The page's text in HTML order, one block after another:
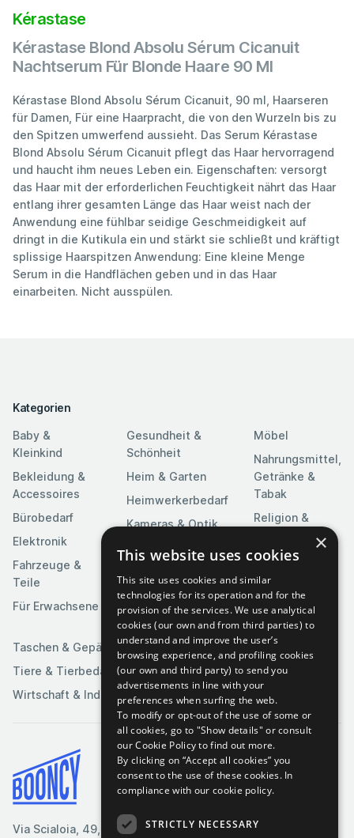
Kérastase
Kérastase Blond Absolu Sérum Cicanuit
Nachtserum Für Blonde Haare 90 Ml
Kérastase Blond Absolu Sérum Cicanuit, 90 ml, Haarseren
für Damen, Für eine Haarpracht, die von den Wurzeln bis zu
den Spitzen umwerfend aussieht. Das Serum Kérastase
Blond Absolu Sérum Cicanuit pflegt das Haar hervorragend
und haucht ihm neues Leben ein. Eigenschaften: versorgt
das Haar mit der erforderlichen Feuchtigkeit nährt das Haar
entlang ihrer gesamten Länge das Haar weist nach der
Anwendung eine fühlbar seidige Geschmeidigkeit auf
dringt in die Kutikula ein und stärkt sie schließt und kräftigt
splissige Haarspitzen Anwendung: Eine kleine Menge
Serum in die Handflächen geben und in das Haar
einarbeiten. Nicht ausspülen.
Kategorien
Baby &
Kleinkind
Bekleidung &
Accessoires
Bürobedarf
Elektronik
Fahrzeuge &
Teile
Für Erwachsene
Gesundheit &
Schönheit
Heim & Garten
Heimwerkerbedarf
Kameras & Optik
Kunst &
Unterhaltung
Medien
Möbel
Nahrungsmittel,
Getränke &
Tabak
Religion &
Feierlichkeiten
Software
Spielzeuge &
Spiele
Sportartikel
Taschen & Gepäck
Tiere & Tierbedarf
Wirtschaft & Industrie
Via Scialoia, 49, Florenz,
Bedingungen & Konditionen
Cookie-Richtlinie
Datenschutzrichtlinie
×
This website uses cookies
This site uses cookies and similar
technologies for its operation and for the
provision of the services. We use analytical
cookies (our own and from third parties) to
understand and improve the user’s
browsing experience, and profiling cookies
(our own and third party) to send you
advertisements in line with your
preferences when surfing the web.
To modify or opt-out of the use of some or
all cookies, go to "Show details" or consult
our Cookie Policy to find out more.
By clicking on “Accept all cookies” you
consent to the use of these cookies. In
compliance with our cookie policy.
STRICTLY NECESSARY